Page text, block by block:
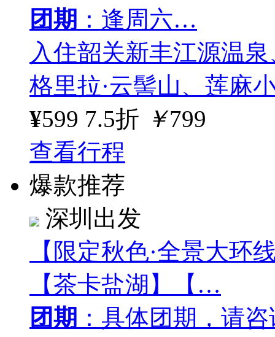
团期 ：逢周六…
入住韶关新丰江源温
格里拉·云髻山、莲麻
¥599 7.5折 ￥799
查看行程
爆款推荐
深圳出发
【限定秋色·全景大环
【茶卡盐湖】【…
团期 ：具体团期，请